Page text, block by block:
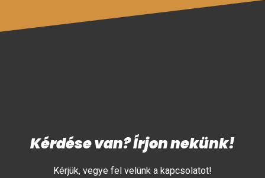
Kérdése van? Írjon nekünk!
Kérjük, vegye fel velünk a kapcsolatot!